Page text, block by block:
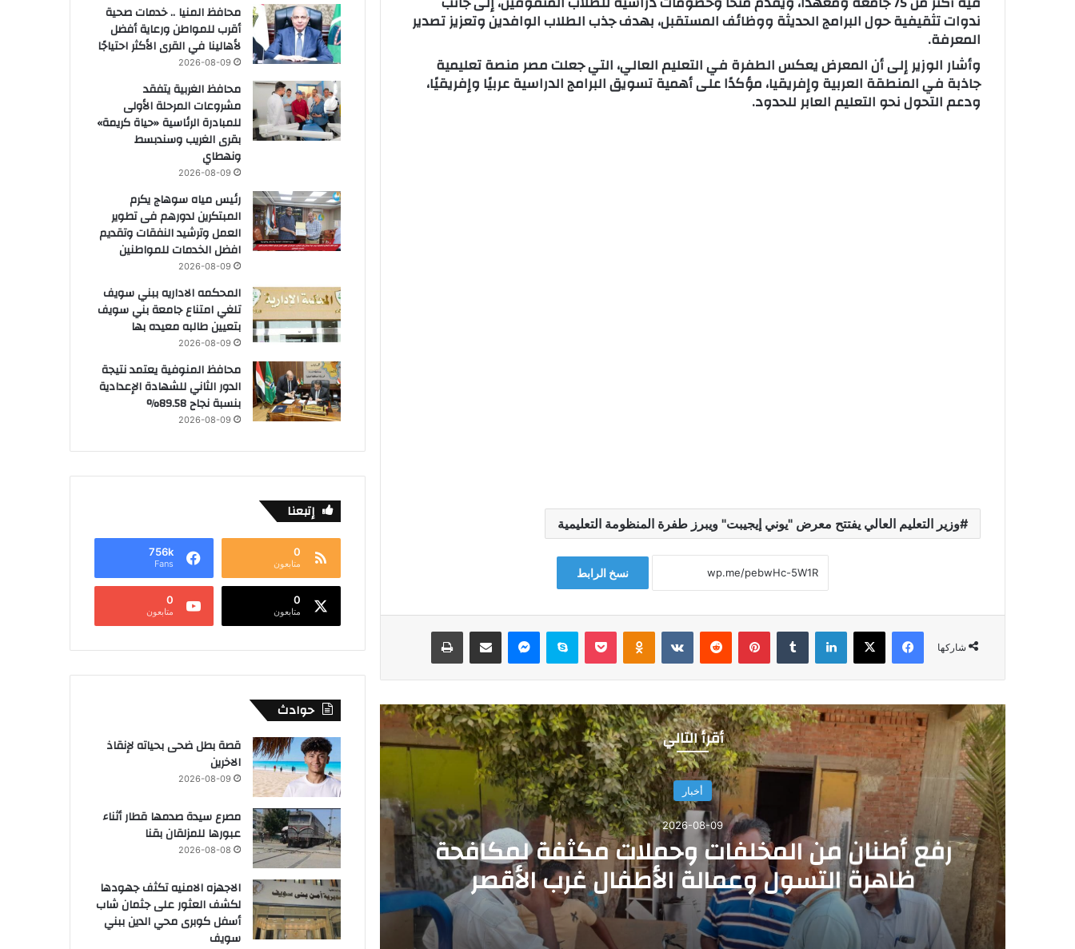
ندوات تثقيفية حول البرامج الحديثة ووظائف المستقبل، بهدف جذب الطلاب الوافدين وتعزيز تصدير
المعرفة.
وأشار الوزير إلى أن المعرض يعكس الطفرة في التعليم العالي، التي جعلت مصر منصة تعليمية
جاذبة في المنطقة العربية وإفريقيا، مؤكدًا على أهمية تسويق البرامج الدراسية عربيًا وإفريقيًا،
ودعم التحول نحو التعليم العابر للحدود.
وزير التعليم العالي يفتتح معرض "يوني إيجيبت" ويبرز طفرة المنظومة التعليمية
نسخ الرابط
شاركها
فيسبوك لينكدإن بينتيريست سكايب
أقرأ التالي
أخبار
2026-08-09
رفع أطنان من المخلفات وحملات مكثفة لمكافحة
ظاهرة التسول وعمالة الأطفال غرب الأقصر
محافظ المنيا .. خدمات صحية
أقرب للمواطن ورعاية أفضل
لأهالينا في القرى الأكثر احتياجًا
2026-08-09
محافظ الغربية يتفقد
مشروعات المرحلة الأولى
للمبادرة الرئاسية «حياة كريمة»
بقرى الغريب وسندبسط
ونهطاي
2026-08-09
رئيس مياه سوهاج يكرم
المبتكرين لدورهم فى تطوير
العمل وترشيد النفقات وتقديم
افضل الخدمات للمواطنين
2026-08-09
المحكمه الاداريه ببني سويف
تلغي امتناع جامعة بني سويف
بتعيين طالبه معيده بها
2026-08-09
محافظ المنوفية يعتمد نتيجة
الدور الثاني للشهادة الإعدادية
بنسبة نجاح 89.58%
2026-08-09
إتبعنا
0
متابعون
756k
Fans
0
متابعون
0
متابعون
حوادث
قصة بطل ضحى بحياته لإنقاذ
الاخرين
2026-08-09
مصرع سيدة صدمها قطار أثناء
عبورها للمزلقان بقنا
2026-08-08
الاجهزه الامنيه تكثف جهودها
لكشف العثور على جثمان شاب
أسفل كوبرى محي الدين ببني
سويف